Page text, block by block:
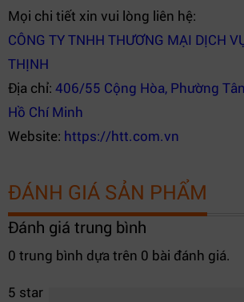
Mọi chi tiết xin vui lòng liên hệ:
CÔNG TY TNHH THƯƠNG MẠI DỊCH
THỊNH
Địa chỉ: 406/55 Cộng Hòa, Phường
Hồ Chí Minh
Website: https://htt.com.vn
ĐÁNH GIÁ SẢN PHẨM
Đánh giá trung bình
0 trung bình dựa trên 0 bài đánh giá.
5 star